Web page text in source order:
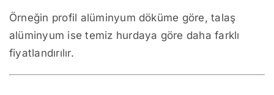
Örneğin profil alüminyum döküme göre, talaş
alüminyum ise temiz hurdaya göre daha farklı
fiyatlandırılır.